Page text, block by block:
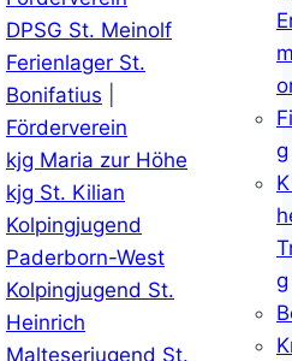
DPSG St. Meinolf
Ferienlager St.
Bonifatius
Förderverein
kjg Maria zur Höhe
kjg St. Kilian
Kolpingjugend
Paderborn-West
Kolpingjugend St.
Heinrich
Malteserjugend St.
g
g